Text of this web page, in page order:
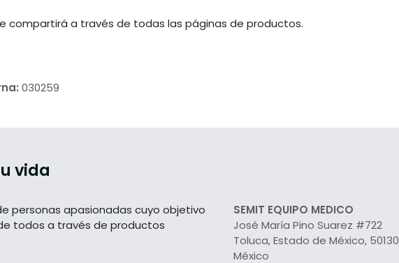
compartirá a través de todas las páginas de productos.
030259
vida
personas apasionadas cuyo objetivo
todos a través de productos
SEMIT EQUIPO MEDICO
José María Pino Suarez #722
Toluca, Estado de México, 50130
México